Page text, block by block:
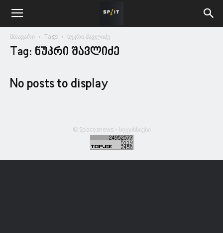
მთავარი Tags ნუკრი შავლიძე
Tag: ნუკრი შავლიძე
No posts to display
© Spacesnews • სფეისნიუსი